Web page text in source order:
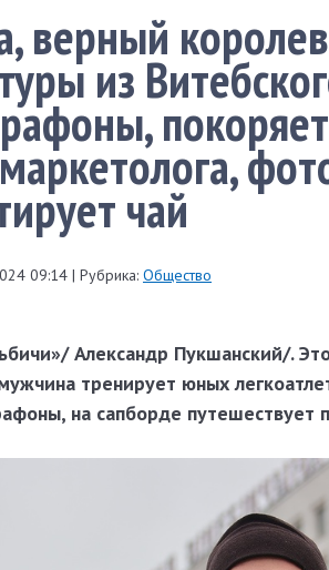
верный
из
чай
09:14 | Рубрика: Общество
Александр Пукшанский/.
тренирует юных
на сапборде путешествует